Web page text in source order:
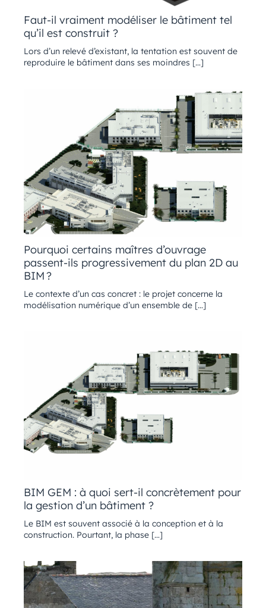
Faut-il vraiment modéliser le bâtiment tel
qu’il est construit ?
Lors d’un relevé d’existant, la tentation est souvent de
reproduire le bâtiment dans ses moindres […]
Pourquoi certains maîtres d’ouvrage
passent-ils progressivement du plan 2D au
BIM ?
Le contexte d’un cas concret : le projet concerne la
modélisation numérique d’un ensemble de […]
BIM GEM : à quoi sert-il concrètement pour
la gestion d’un bâtiment ?
Le BIM est souvent associé à la conception et à la
construction. Pourtant, la phase […]